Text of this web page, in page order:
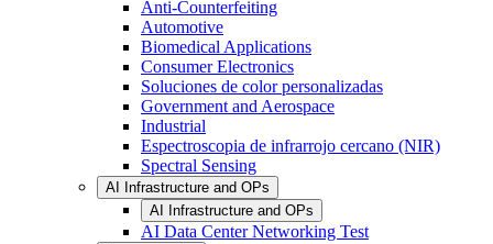
Anti-Counterfeiting
Automotive
Biomedical Applications
Consumer Electronics
Soluciones de color personalizadas
Government and Aerospace
Industrial
Espectroscopia de infrarrojo cercano (NIR)
Spectral Sensing
AI Infrastructure and OPs
AI Infrastructure and OPs
AI Data Center Networking Test